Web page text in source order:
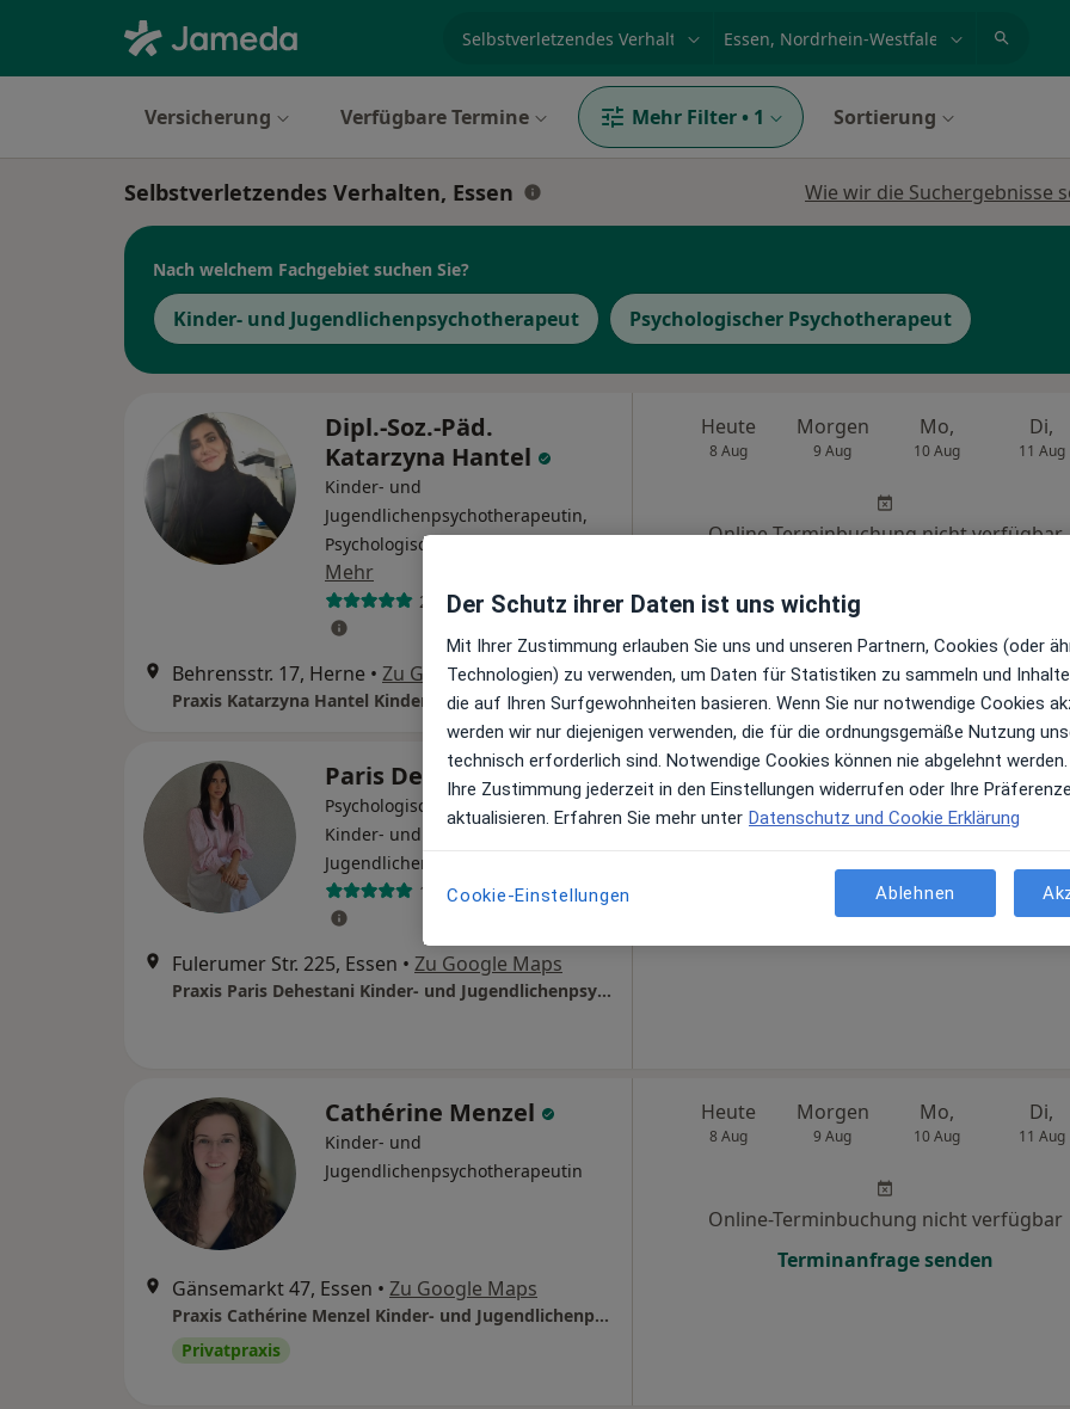
Versicherung Verfügbare Termine Mehr Filter • 1 Sortierung
Selbstverletzendes Verhalten, Essen Wie wir die Suchergebnisse
Nach welchem Fachgebiet suchen Sie?
Kinder- und Jugendlichenpsychotherapeut Psychologischer Psychotherapeut
Dipl.-Soz.-Päd.
Katarzyna Hantel
Kinder- und
Jugendlichenpsychotherapeutin,
Psychologische Psychotherapeutin ·
Mehr
29 Bewertungen
Behrensstr. 17, Herne • Zu Google Maps
Praxis Katarzyna Hantel Kinder- und Jugendlichenpsychotherapeutin
Heute
8 Aug
Morgen
9 Aug
Mo,
10 Aug
Di,
11 Aug
Online-Terminbuchung nicht verfügbar
Paris Dehestani
Psychologische Psychotherapeutin,
Kinder- und
Jugendlichenpsychotherapeutin
12 Bewertungen
Fulerumer Str. 225, Essen • Zu Google Maps
Praxis Paris Dehestani Kinder- und Jugendlichenpsychotherapeutin
Heute
8 Aug
Morgen
9 Aug
Mo,
10 Aug
Di,
11 Aug
Online-Terminbuchung nicht verfügbar
Terminanfrage senden
Cathérine Menzel
Kinder- und
Jugendlichenpsychotherapeutin
Gänsemarkt 47, Essen • Zu Google Maps
Praxis Cathérine Menzel Kinder- und Jugendlichenpsychotherapeutin
Privatpraxis
Heute
8 Aug
Morgen
9 Aug
Mo,
10 Aug
Di,
11 Aug
Online-Terminbuchung nicht verfügbar
Terminanfrage senden
Der Schutz ihrer Daten ist uns wichtig
Mit Ihrer Zustimmung erlauben Sie uns und unseren Partnern, Cookies (oder
Technologien) zu verwenden, um Daten für Statistiken zu sammeln und
die auf Ihren Surfgewohnheiten basieren. Wenn Sie nur notwendige Cookies
werden wir nur diejenigen verwenden, die für die ordnungsgemäße Nutzung
technisch erforderlich sind. Notwendige Cookies können nie abgelehnt werden.
Ihre Zustimmung jederzeit in den Einstellungen widerrufen oder Ihre
aktualisieren. Erfahren Sie mehr unter Datenschutz und Cookie Erklärung
Cookie-Einstellungen Ablehnen